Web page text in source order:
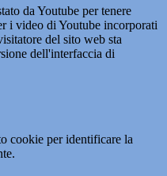
da Youtube per tenere
i video di Youtube incorporati
del sito web sta
dell'interfaccia di
cookie per identificare la